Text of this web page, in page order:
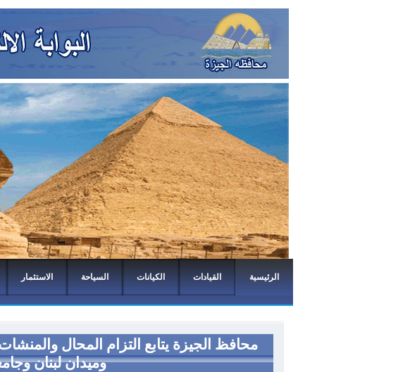
الرئيسية القيادات الكيانات السياحة الاستثمار
محافظ الجيزة يتابع التزام المحال
وميدان لبنان